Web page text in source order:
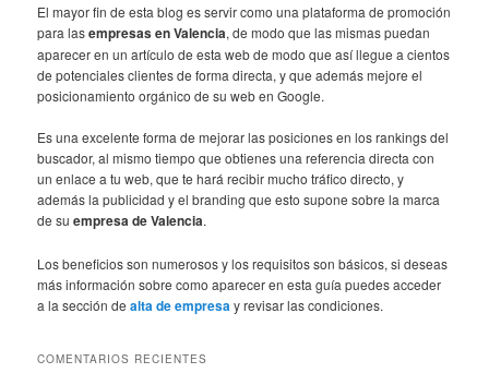
El mayor fin de esta blog es servir como una plataforma de promoción
para lasempresas en Valencia, de modo que las mismas puedan
aparecer en un artículo de esta web de modo que así llegue a cientos
de potenciales clientes de forma directa, y que además mejore el
posicionamiento orgánico de su web en Google.
Es una excelente forma de mejorar las posiciones en los rankings del
buscador, al mismo tiempo que obtienes una referencia directa con
un enlace a tu web, que te hará recibir mucho tráfico directo, y
además la publicidad y el branding que esto supone sobre la marca
de suempresa de Valencia.
Los beneficios son numerosos y los requisitos son básicos, si deseas
más información sobre como aparecer en esta guía puedes acceder
a la sección dealta de empresay revisar las condiciones.
COMENTARIOS RECIENTES